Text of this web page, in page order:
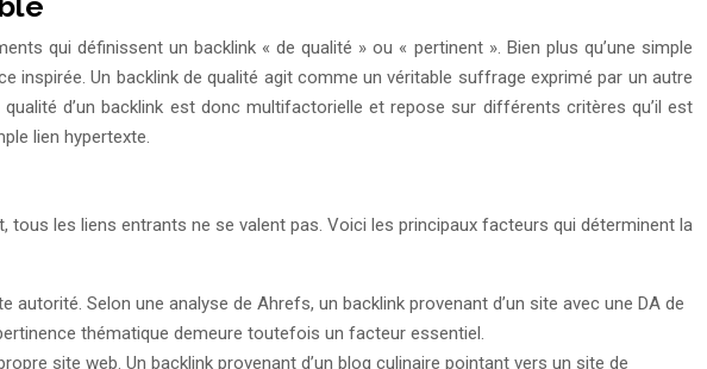
qui définissent un backlink « de qualité » ou « pertinent ». Bien plus qu’une simple
inspirée. Un backlink de qualité agit comme un véritable suffrage exprimé par un autre
d’un backlink est donc multifactorielle et repose sur différents critères qu’il est
lien hypertexte.
tous les liens entrants ne se valent pas. Voici les principaux facteurs qui déterminent la
Selon une analyse de Ahrefs, un backlink provenant d’un site avec une DA de
thématique demeure toutefois un facteur essentiel.
site web. Un backlink provenant d’un blog culinaire pointant vers un site de